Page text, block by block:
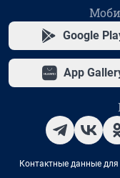
Google
App
Контактные данные